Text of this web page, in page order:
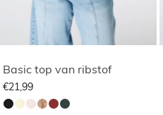
Basic top van ribstof
€21,99